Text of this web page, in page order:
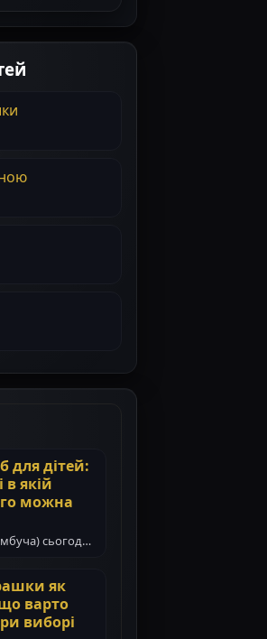
для дітей:
в якій
можна
сьогодні
як
варто
виборі